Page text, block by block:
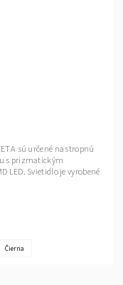
sú určené na stropnú
s prizmatickým
LED. Svietidlo je vyrobené
Čierna